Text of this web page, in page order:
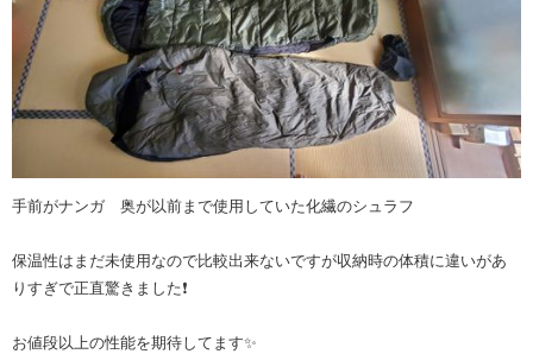
手前がナンガ 奥が以前まで使用していた化繊のシュラフ
保温性はまだ未使用なので比較出来ないですが収納時の体積に違いがあ
りすぎで正直驚きました❗
お値段以上の性能を期待してます✨